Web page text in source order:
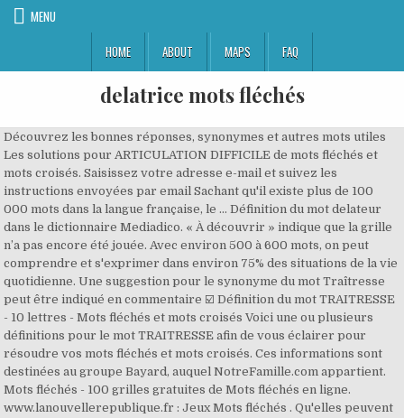
MENU
HOME
ABOUT MAPS FAQ
delatrice mots fléchés
Découvrez les bonnes réponses, synonymes et autres mots utiles
Les solutions pour ARTICULATION DIFFICILE de mots fléchés et
mots croisés. Saisissez votre adresse e-mail et suivez les
instructions envoyées par email Sachant qu'il existe plus de 100
000 mots dans la langue française, le … Définition du mot delateur
dans le dictionnaire Mediadico. « À découvrir » indique que la grille
n’a pas encore été jouée. Avec environ 500 à 600 mots, on peut
comprendre et s'exprimer dans environ 75% des situations de la vie
quotidienne. Une suggestion pour le synonyme du mot Traîtresse
peut être indiqué en commentaire ☑️ Définition du mot TRAITRESSE
- 10 lettres - Mots fléchés et mots croisés Voici une ou plusieurs
définitions pour le mot TRAITRESSE afin de vous éclairer pour
résoudre vos mots fléchés et mots croisés. Ces informations sont
destinées au groupe Bayard, auquel NotreFamille.com appartient.
Mots fléchés - 100 grilles gratuites de Mots fléchés en ligne.
www.lanouvellerepublique.fr : Jeux Mots fléchés . Qu'elles peuvent